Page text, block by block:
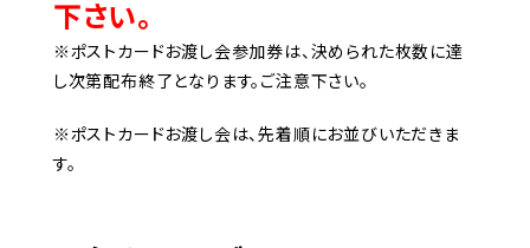
下さい。
※ポストカードお渡し会参加券は、決められた枚数に達
し次第配布終了となります。ご注意下さい。
※ポストカードお渡し会は、先着順にお並びいただきま
す。